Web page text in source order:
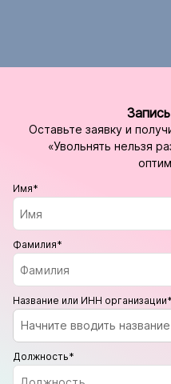
Оставьте заявку и
«Увольнять нельзя
Имя*
Фамилия*
Название или ИНН организации*
Начните вводить
Должность*